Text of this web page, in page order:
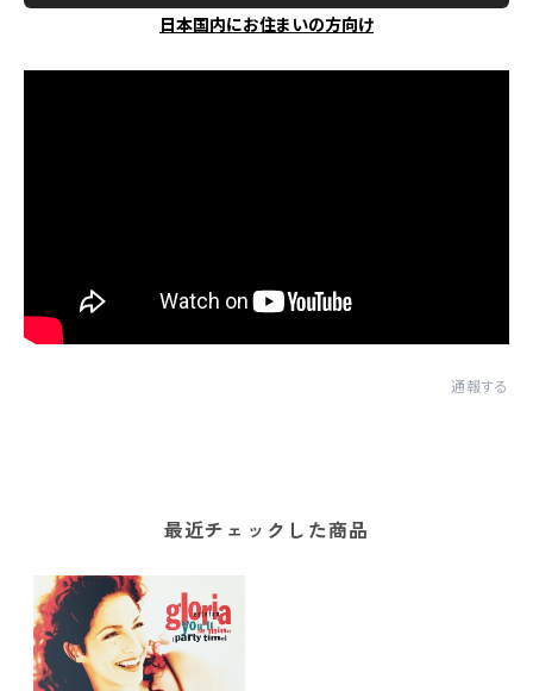
日本国内にお住まいの方向け
通報する
最近チェックした商品